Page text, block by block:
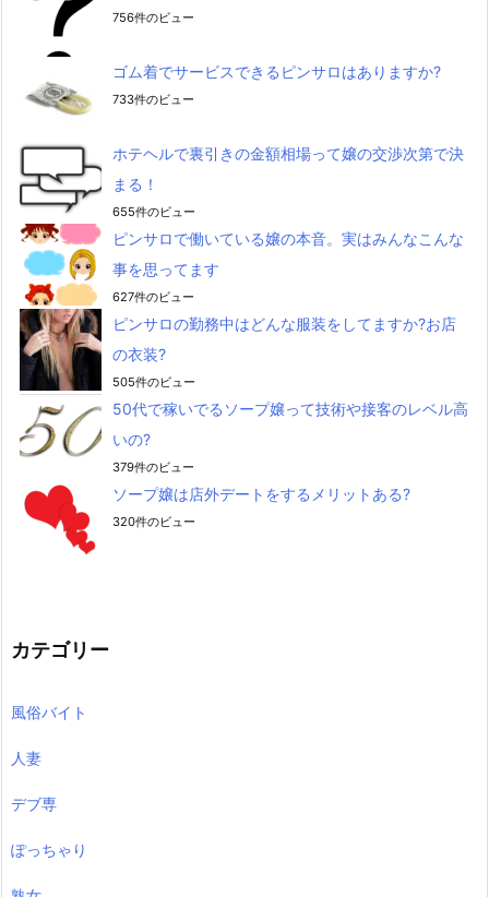
756件のビュー
ゴム着でサービスできるピンサロはありますか?
733件のビュー
ホテヘルで裏引きの金額相場って嬢の交渉次第で決
まる！
655件のビュー
ピンサロで働いている嬢の本音。実はみんなこんな
事を思ってます
627件のビュー
ピンサロの勤務中はどんな服装をしてますか?お店
の衣装?
505件のビュー
50代で稼いでるソープ嬢って技術や接客のレベル高
いの?
379件のビュー
ソープ嬢は店外デートをするメリットある?
320件のビュー
カテゴリー
風俗バイト
人妻
デブ専
ぽっちゃり